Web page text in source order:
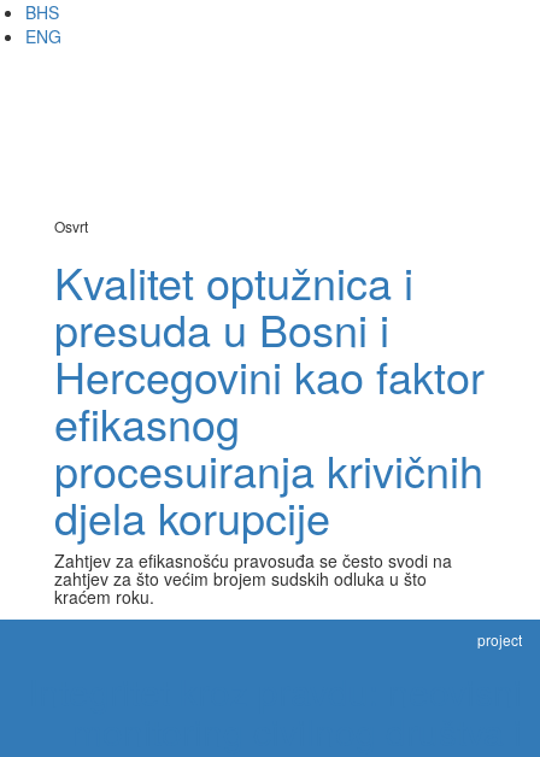
Skip
to
BHS
ENG
Osvrt
Kvalitet optužnica i
presuda u Bosni i
Hercegovini kao faktor
efikasnog
procesuiranja krivičnih
djela korupcije
Zahtjev za efikasnošću pravosuđa se često svodi na
zahtjev za što većim brojem sudskih odluka u što
kraćem roku.
project